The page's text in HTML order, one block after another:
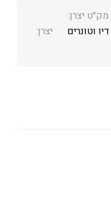
מק״ט יצרן:
דיו וטונרים
יצרן: